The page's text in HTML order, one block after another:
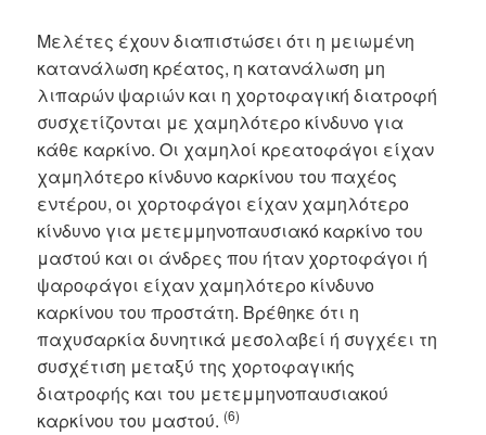
Mελέτες έχουν διαπιστώσει ότι η μειωμένη
κατανάλωση κρέατος, η κατανάλωση μη
λιπαρών ψαριών και η χορτοφαγική διατροφή
συσχετίζονται με χαμηλότερο κίνδυνο για
κάθε καρκίνο. Οι χαμηλοί κρεατοφάγοι είχαν
χαμηλότερο κίνδυνο καρκίνου του παχέος
εντέρου, οι χορτοφάγοι είχαν χαμηλότερο
κίνδυνο για μετεμμηνοπαυσιακό καρκίνο του
μαστού και οι άνδρες που ήταν χορτοφάγοι ή
ψαροφάγοι είχαν χαμηλότερο κίνδυνο
καρκίνου του προστάτη. Βρέθηκε ότι η
παχυσαρκία δυνητικά μεσολαβεί ή συγχέει τη
συσχέτιση μεταξύ της χορτοφαγικής
διατροφής και του μετεμμηνοπαυσιακού
καρκίνου του μαστού. (6)